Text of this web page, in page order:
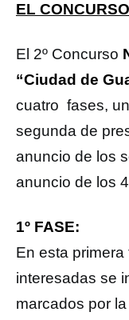
EL CONCURSO
El 2º Concurso
“Ciudad de
cuatro fases,
segunda de
anuncio de los
anuncio de los
1º FASE:
En esta
interesadas se
marcados por